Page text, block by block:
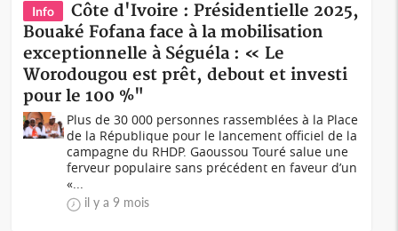
Info
Côte d'Ivoire : Présidentielle 2025,
Bouaké Fofana face à la mobilisation
exceptionnelle à Séguéla : « Le
Worodougou est prêt, debout et investi
pour le 100 %"
Plus de 30 000 personnes rassemblées à la Place
de la République pour le lancement officiel de la
campagne du RHDP. Gaoussou Touré salue une
ferveur populaire sans précédent en faveur d’un
«...
il y a 9 mois